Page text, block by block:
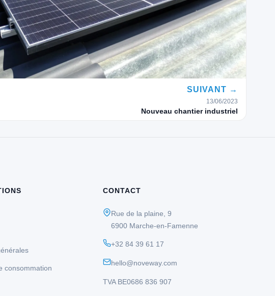
SUIVANT →
13/06/2023
Nouveau chantier industriel
consommation
CONTACT
Rue de la plaine, 9
6900 Marche-en-Famenne
+32 84 39 61 17
hello@noveway.com
TVA BE0686 836 907